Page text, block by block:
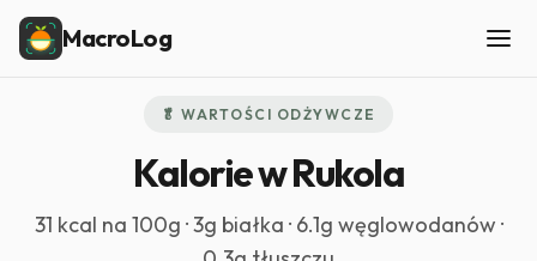
MacroLog
🥬 WARTOŚCI ODŻYWCZE
Kalorie w Rukola
31 kcal na 100g · 3g białka · 6.1g węglowodanów ·